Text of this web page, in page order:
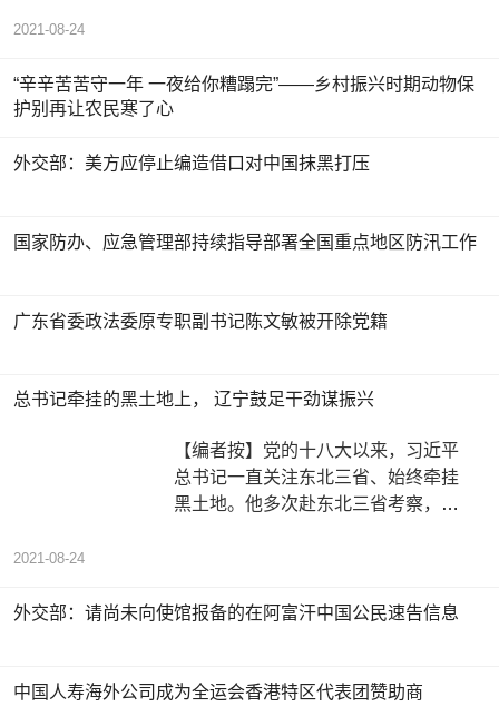
2021-08-24
“辛辛苦苦守一年 一夜给你糟蹋完”——乡村振兴时期动物保
护别再让农民寒了心
外交部：美方应停止编造借口对中国抹黑打压
国家防办、应急管理部持续指导部署全国重点地区防汛工作
广东省委政法委原专职副书记陈文敏被开除党籍
总书记牵挂的黑土地上， 辽宁鼓足干劲谋振兴
【编者按】党的十八大以来，习近平
总书记一直关注东北三省、始终牵挂
黑土地。他多次赴东北三省考察，为
2021-08-24
外交部：请尚未向使馆报备的在阿富汗中国公民速告信息
中国人寿海外公司成为全运会香港特区代表团赞助商